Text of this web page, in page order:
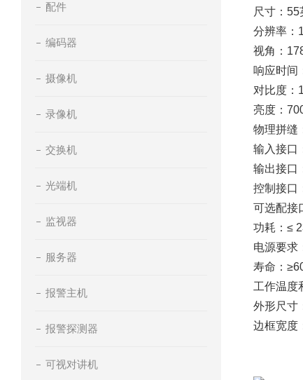
配件
编码器
摄像机
录像机
交换机
光端机
监视器
服务器
报警主机
报警探测器
可视对讲机
尺寸：55
分辨率：
视角：
响应时间
对比度：
亮度：
物理拼缝
输入接口
输出接口
控制接口
可选配接
功耗：≤
电源要求
寿命：
工作温度
外形尺寸
边框宽度